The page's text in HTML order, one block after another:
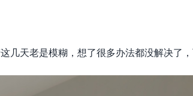
几天老是模糊，想了很多办法都没解决了，